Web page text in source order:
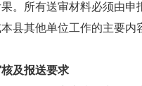
。所有送审材料必须由
县其他单位工作的主要
及报送要求